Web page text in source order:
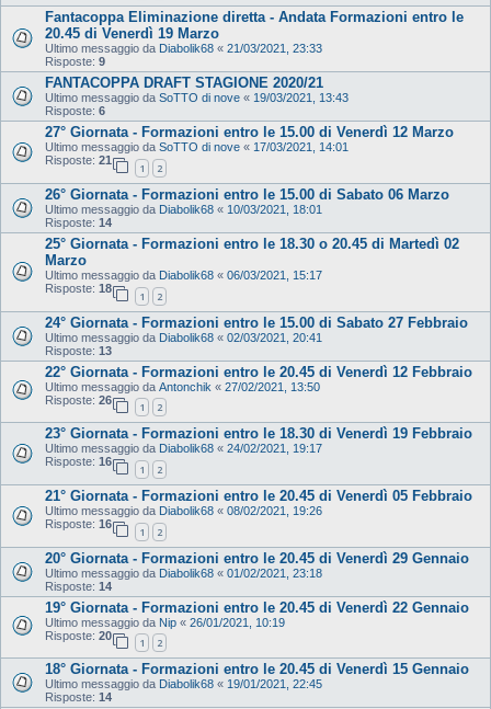
Fantacoppa Eliminazione diretta - Andata Formazioni entro le
20.45 di Venerdì 19 Marzo
Ultimo messaggio da Diabolik68 « 21/03/2021, 23:33
Risposte: 9
FANTACOPPA DRAFT STAGIONE 2020/21
Ultimo messaggio da SoTTO di nove « 19/03/2021, 13:43
Risposte: 6
27° Giornata - Formazioni entro le 15.00 di Venerdì 12 Marzo
Ultimo messaggio da SoTTO di nove « 17/03/2021, 14:01
Risposte: 21
1 2
26° Giornata - Formazioni entro le 15.00 di Sabato 06 Marzo
Ultimo messaggio da Diabolik68 « 10/03/2021, 18:01
Risposte: 14
25° Giornata - Formazioni entro le 18.30 o 20.45 di Martedì 02
Marzo
Ultimo messaggio da Diabolik68 « 06/03/2021, 15:17
Risposte: 18
1 2
24° Giornata - Formazioni entro le 15.00 di Sabato 27 Febbraio
Ultimo messaggio da Diabolik68 « 02/03/2021, 20:41
Risposte: 13
22° Giornata - Formazioni entro le 20.45 di Venerdì 12 Febbraio
Ultimo messaggio da Antonchik « 27/02/2021, 13:50
Risposte: 26
1 2
23° Giornata - Formazioni entro le 18.30 di Venerdì 19 Febbraio
Ultimo messaggio da Diabolik68 « 24/02/2021, 19:17
Risposte: 16
1 2
21° Giornata - Formazioni entro le 20.45 di Venerdì 05 Febbraio
Ultimo messaggio da Diabolik68 « 08/02/2021, 19:26
Risposte: 16
1 2
20° Giornata - Formazioni entro le 20.45 di Venerdì 29 Gennaio
Ultimo messaggio da Diabolik68 « 01/02/2021, 23:18
Risposte: 14
19° Giornata - Formazioni entro le 20.45 di Venerdì 22 Gennaio
Ultimo messaggio da Nip « 26/01/2021, 10:19
Risposte: 20
1 2
18° Giornata - Formazioni entro le 20.45 di Venerdì 15 Gennaio
Ultimo messaggio da Diabolik68 « 19/01/2021, 22:45
Risposte: 14